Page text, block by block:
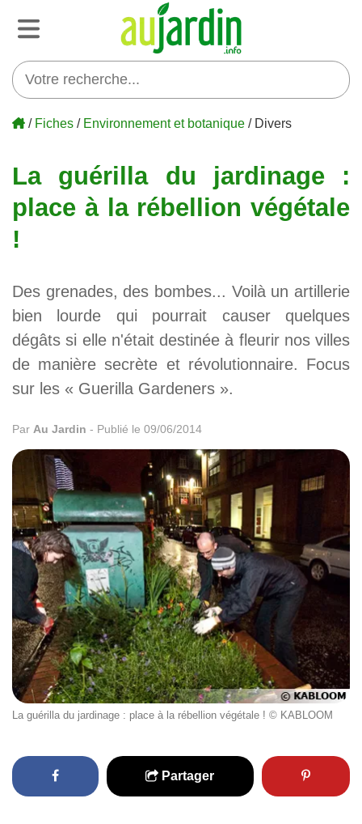
/ Fiches / Environnement et botanique / Divers
La guérilla du jardinage :
place à la rébellion végétale
!
Des grenades, des bombes... Voilà un artillerie
bien lourde qui pourrait causer quelques
dégâts si elle n'était destinée à fleurir nos villes
de manière secrète et révolutionnaire. Focus
sur les « Guerilla Gardeners ».
Par Au Jardin - Publié le 09/06/2014
La guérilla du jardinage : place à la rébellion végétale ! © KABLOOM
Partager